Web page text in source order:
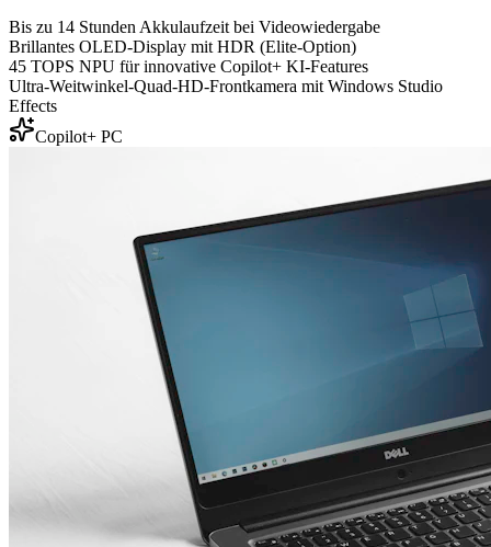
Bis zu 14 Stunden Akkulaufzeit bei Videowiedergabe
Brillantes OLED-Display mit HDR (Elite-Option)
45 TOPS NPU für innovative Copilot+ KI-Features
Ultra-Weitwinkel-Quad-HD-Frontkamera mit Windows Studio
Effects
Copilot+ PC